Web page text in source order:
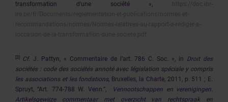
transformation d’une société »,
https://doc.ibr-
ire.be/fr/Documents/reglementation-et-publications/normes-et-
recommandations/normes/Normes-relatives-au-rapport-a-rediger-a-
loccasion-de-la-transformation-dune-societe.pdf
[3] Cf. J. Pattyn, « Commentaire de l’art. 786 C. Soc. », in Droit des
sociétés : code des sociétés annoté avec législation spéciale y compris
les associations et les fondations, Bruxelles, la Charte, 2011, p. 511 ; E.
Spruyt, “Art. 774-788 W. Venn.”,
Vennootschappen en verenigingen.
Artikelsgewijze commentaar met overzicht van rechtspraak en